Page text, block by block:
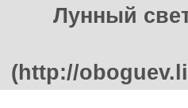
Лунный
(http://